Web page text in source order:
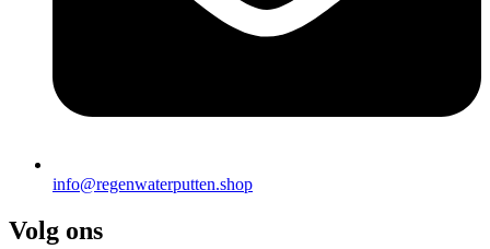
info@regenwaterputten.shop
Volg ons